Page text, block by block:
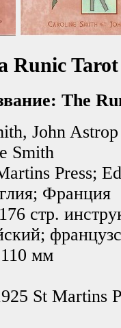
Runic
The
John Astrop
Smith
Press;
Франция
стр.
мм
St Martins